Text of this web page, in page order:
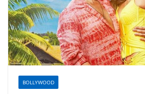
BOLLYWOOD